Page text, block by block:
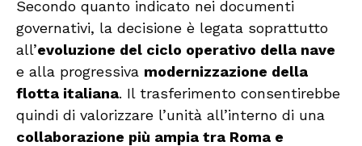
Secondo quanto indicato nei documenti
governativi, la decisione è legata soprattutto
all’evoluzione del ciclo operativo della nave
e alla progressiva modernizzazione della
flotta italiana. Il trasferimento consentirebbe
quindi di valorizzare l’unità all’interno di una
collaborazione più ampia tra Roma e